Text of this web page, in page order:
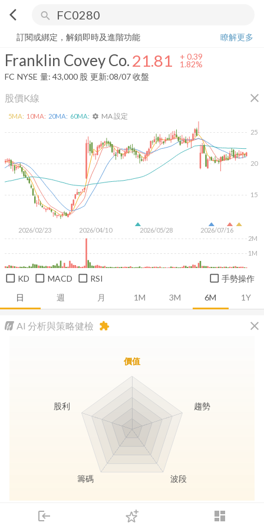
arrow_back_ios search
login dashboard
下單
Franklin Covey Co. 21.81+
訂閱或綁定，解鎖即時及進階功能
瞭解更多
Franklin Covey Co.21.81 + 0.39
1.82%
FC NYSE 量: 43,000 股 更新:08/07 收盤
股價K線 close
日 週 月 1M 3M 6M 1Y
2026/02/23 2026/04/10 2026/05/28 2026/07/16
15
20
25
1M
2M
5MA: 10MA: 20MA: 60MA: settings MA 設定
KD MACD RSI 手勢操作
AI 分析與策略健檢 close
extension
長線價值 存股收息
價值
趨勢
波段
籌碼
股利